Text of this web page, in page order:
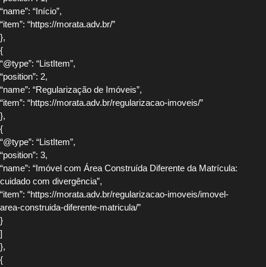
“name”: “Início”,
“item”: “https://morata.adv.br/”
},
{
“@type”: “ListItem”,
“position”: 2,
“name”: “Regularização de Imóveis”,
“item”: “https://morata.adv.br/regularizacao-imoveis/”
},
{
“@type”: “ListItem”,
“position”: 3,
“name”: “Imóvel com Área Construída Diferente da Matrícula:
cuidado com divergência”,
“item”: “https://morata.adv.br/regularizacao-imoveis/imovel-
area-construida-diferente-matricula/”
}
]
},
{